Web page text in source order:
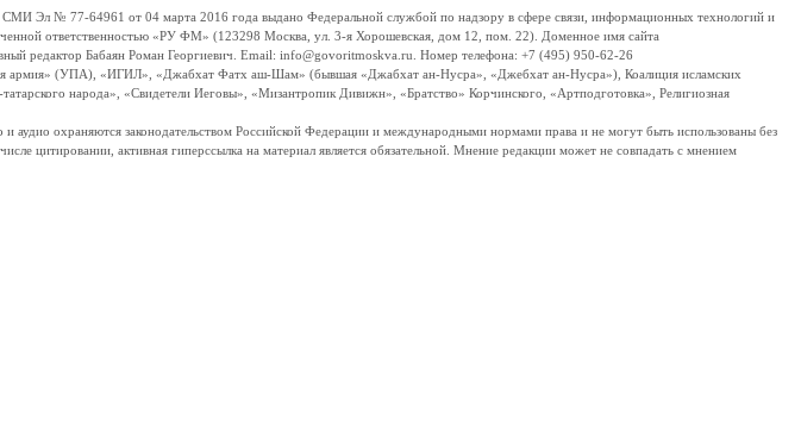
Эл № 77-64961 от 04 марта 2016 года выдано Федеральной службой по надзору в сфере связи, информационных технологий и
ответственностью «РУ ФМ» (123298 Москва, ул. 3-я Хорошевская, дом 12, пом. 22). Доменное имя сайта
редактор Бабаян Роман Георгиевич. Email: info@govoritmoskva.ru. Номер телефона: +7 (495) 950-62-26
армия» (УПА), «ИГИЛ», «Джабхат Фатх аш-Шам» (бывшая «Джабхат ан-Нусра», «Джебхат ан-Нусра»), Коалиция исламских
народа», «Свидетели Иеговы», «Мизантропик Дивижн», «Братство» Корчинского, «Артподготовка», Религиозная
охраняются законодательством Российской Федерации и международными нормами права и не могут быть использованы без
цитировании, активная гиперссылка на материал является обязательной. Мнение редакции может не совпадать с мнением